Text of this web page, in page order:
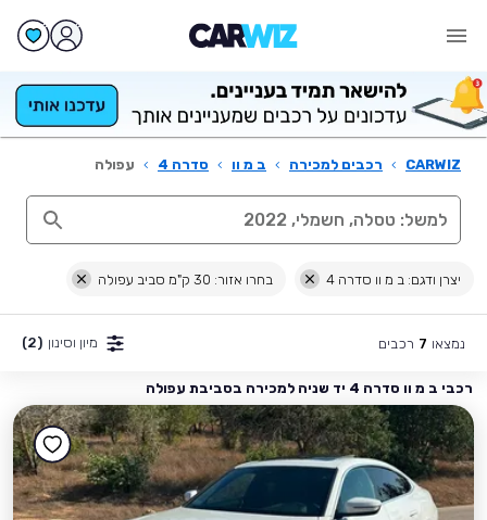
CARWIZ
› רכבים למכירה › ב מ וו › סדרה 4 › עפולה
יצרן ודגם: ב מ וו סדרה 4 בחרו אזור: 30 ק"מ סביב עפולה
נמצאו 7 רכבים מיון וסינון (2)
רכבי ב מ וו סדרה 4 יד שניה למכירה בסביבת עפולה